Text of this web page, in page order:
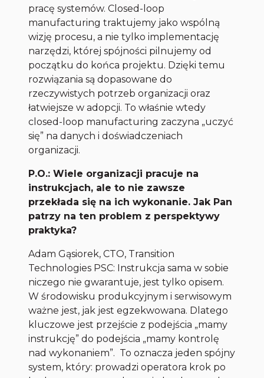
pracę systemów. Closed-loop
manufacturing traktujemy jako wspólną
wizję procesu, a nie tylko implementację
narzędzi, której spójności pilnujemy od
początku do końca projektu. Dzięki temu
rozwiązania są dopasowane do
rzeczywistych potrzeb organizacji oraz
łatwiejsze w adopcji. To właśnie wtedy
closed-loop manufacturing zaczyna „uczyć
się” na danych i doświadczeniach
organizacji.
P.O.: Wiele organizacji pracuje na
instrukcjach, ale to nie zawsze
przekłada się na ich wykonanie. Jak Pan
patrzy na ten problem z perspektywy
praktyka?
Adam Gąsiorek, CTO, Transition
Technologies PSC: Instrukcja sama w sobie
niczego nie gwarantuje, jest tylko opisem.
W środowisku produkcyjnym i serwisowym
ważne jest, jak jest egzekwowana. Dlatego
kluczowe jest przejście z podejścia „mamy
instrukcję” do podejścia „mamy kontrolę
nad wykonaniem”. To oznacza jeden spójny
system, który: prowadzi operatora krok po